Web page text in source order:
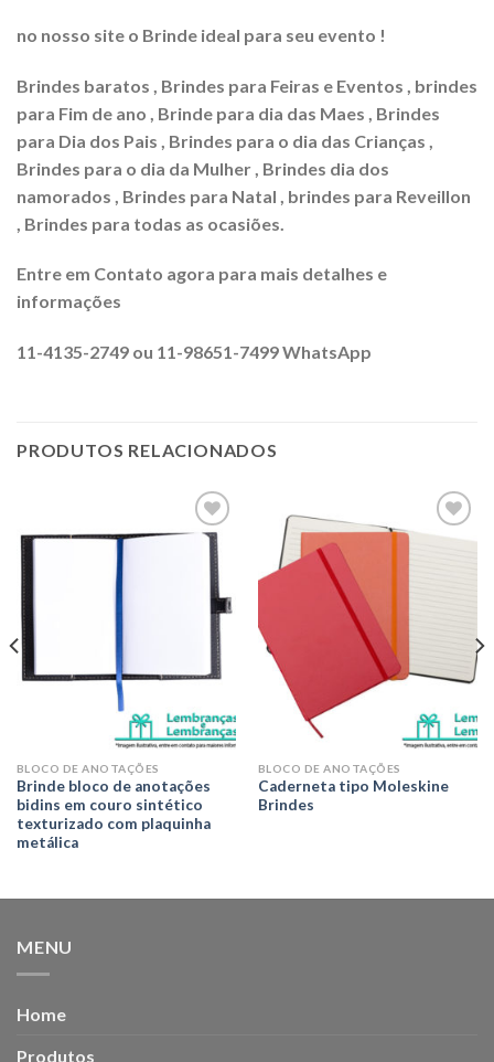
no nosso site o Brinde ideal para seu evento !
Brindes baratos , Brindes para Feiras e Eventos , brindes
para Fim de ano , Brinde para dia das Maes , Brindes
para Dia dos Pais , Brindes para o dia das Crianças ,
Brindes para o dia da Mulher , Brindes dia dos
namorados , Brindes para Natal , brindes para Reveillon
, Brindes para todas as ocasiões.
Entre em Contato agora para mais detalhes e
informações
11-4135-2749 ou 11-98651-7499 WhatsApp
PRODUTOS RELACIONADOS
Adicionar
aos meus
desejos
BLOCO DE ANOTAÇÕES
Brinde bloco de anotações
bidins em couro sintético
texturizado com plaquinha
metálica
Adicionar
BLOCO DE ANOTAÇÕES
Caderneta tipo Moleskine
Brindes
MENU
Home
Produtos